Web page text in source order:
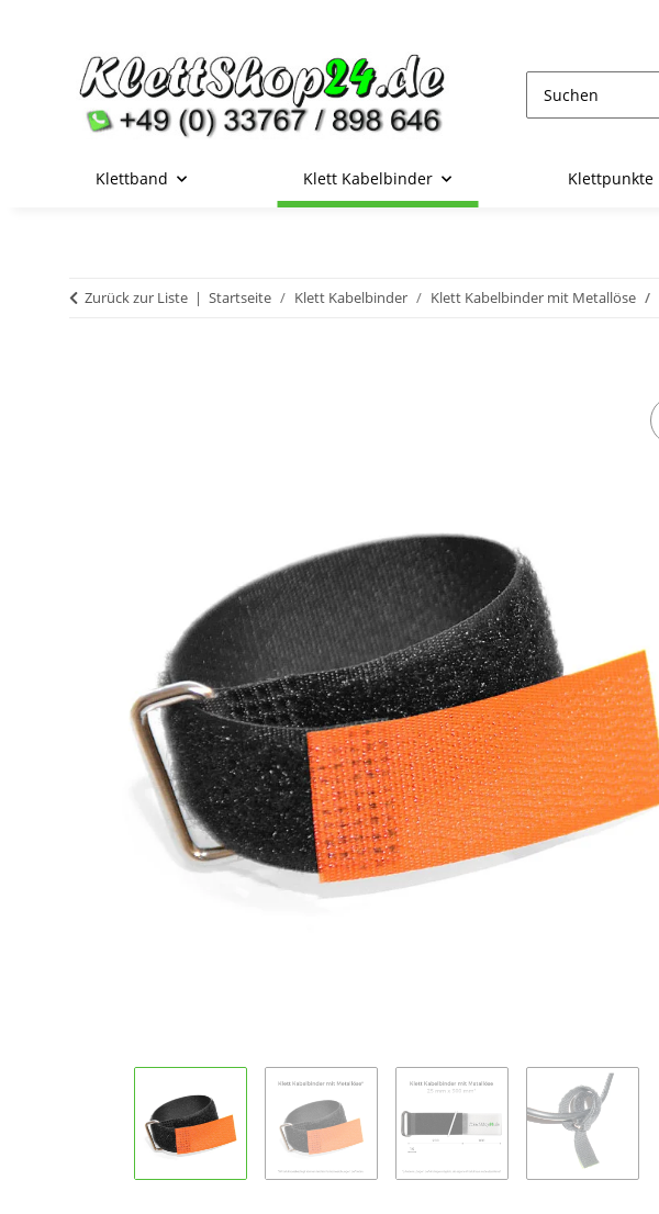
Klettband Klett Kabelbinder Klettpunkte
Zurück zur Liste Startseite Klett Kabelbinder Klett Kabelbinder mit Metallöse